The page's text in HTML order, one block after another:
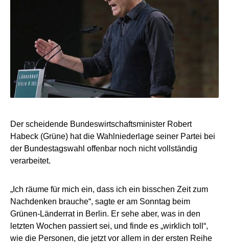
Der scheidende Bundeswirtschaftsminister Robert
Habeck (Grüne) hat die Wahlniederlage seiner Partei bei
der Bundestagswahl offenbar noch nicht vollständig
verarbeitet.
„Ich räume für mich ein, dass ich ein bisschen Zeit zum
Nachdenken brauche“, sagte er am Sonntag beim
Grünen-Länderrat in Berlin. Er sehe aber, was in den
letzten Wochen passiert sei, und finde es „wirklich toll“,
wie die Personen, die jetzt vor allem in der ersten Reihe